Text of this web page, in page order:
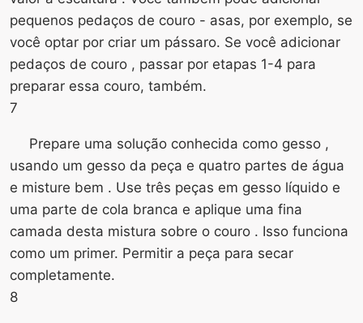
pequenos pedaços de couro - asas, por exemplo, se
você optar por criar um pássaro. Se você adicionar
pedaços de couro , passar por etapas 1-4 para
preparar essa couro, também.
7
Prepare uma solução conhecida como gesso ,
usando um gesso da peça e quatro partes de água
e misture bem . Use três peças em gesso líquido e
uma parte de cola branca e aplique uma fina
camada desta mistura sobre o couro . Isso funciona
como um primer. Permitir a peça para secar
completamente.
8